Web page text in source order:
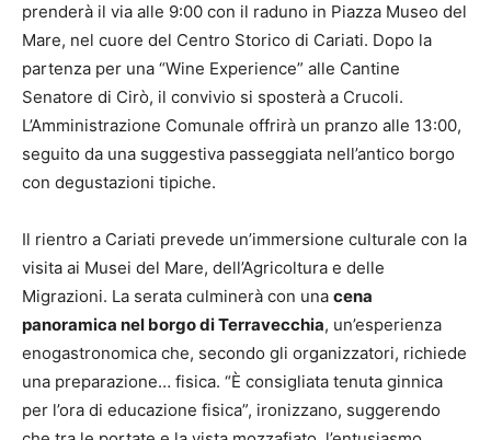
prenderà il via alle 9:00 con il raduno in Piazza Museo del
Mare, nel cuore del Centro Storico di Cariati. Dopo la
partenza per una “Wine Experience” alle Cantine
Senatore di Cirò, il convivio si sposterà a Crucoli.
L’Amministrazione Comunale offrirà un pranzo alle 13:00,
seguito da una suggestiva passeggiata nell’antico borgo
con degustazioni tipiche.
Il rientro a Cariati prevede un’immersione culturale con la
visita ai Musei del Mare, dell’Agricoltura e delle
Migrazioni. La serata culminerà con una cena
panoramica nel borgo di Terravecchia, un’esperienza
enogastronomica che, secondo gli organizzatori, richiede
una preparazione… fisica. “È consigliata tenuta ginnica
per l’ora di educazione fisica”, ironizzano, suggerendo